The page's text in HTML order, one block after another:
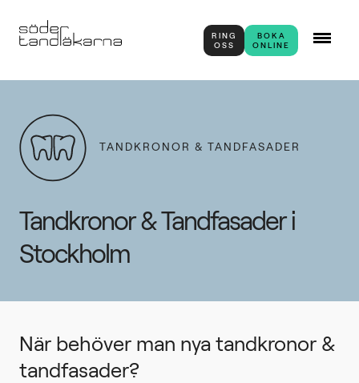
RING
OSS
BOKA
ONLINE
TANDKRONOR & TANDFASADER
Tandkronor & Tandfasader i
Stockholm
När behöver man nya tandkronor &
tandfasader?